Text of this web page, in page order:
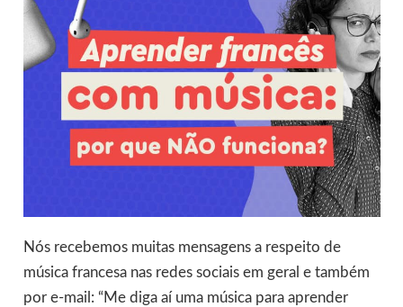
Nós recebemos muitas mensagens a respeito de
música francesa nas redes sociais em geral e também
por e-mail: “Me diga aí uma música para aprender